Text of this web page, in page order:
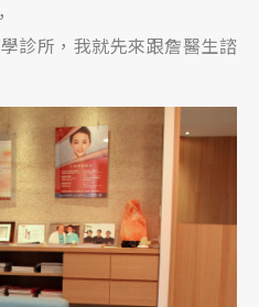
診所，我就先來跟詹醫生諮